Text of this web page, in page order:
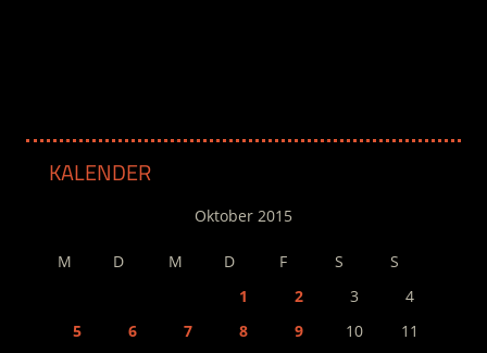
KALENDER
Oktober 2015
M D M D F S
S
1
2 3
4
5
6 7 8 9 10
11